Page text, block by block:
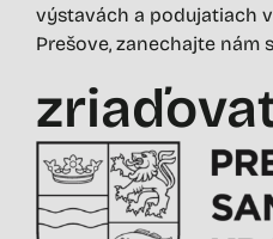
výstavách a podujatiach
Prešove, zanechajte nám